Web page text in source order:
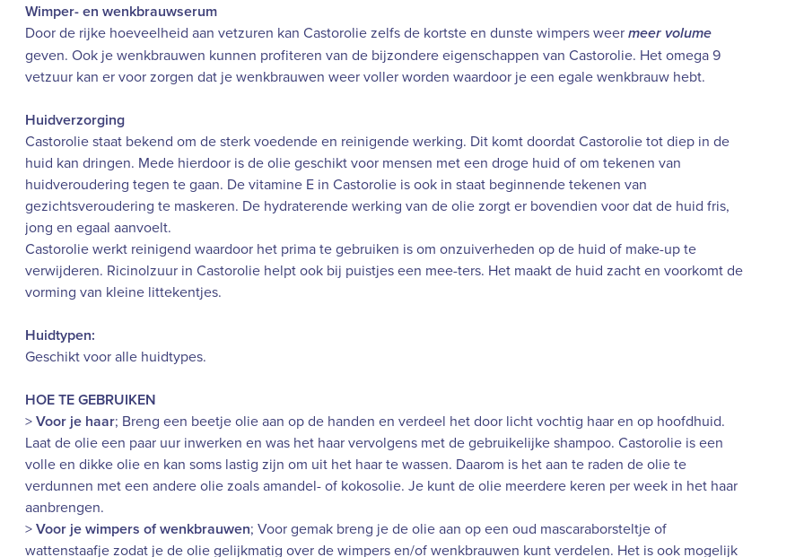
Wimper- en wenkbrauwserum
Door de rijke hoeveelheid aan vetzuren kan Castorolie zelfs de kortste en dunste wimpers weer meer volume
geven. Ook je wenkbrauwen kunnen profiteren van de bijzondere eigenschappen van Castorolie. Het omega 9
vetzuur kan er voor zorgen dat je wenkbrauwen weer voller worden waardoor je een egale wenkbrauw hebt.
Huidverzorging
Castorolie staat bekend om de sterk voedende en reinigende werking. Dit komt doordat Castorolie tot diep in de
huid kan dringen. Mede hierdoor is de olie geschikt voor mensen met een droge huid of om tekenen van
huidveroudering tegen te gaan. De vitamine E in Castorolie is ook in staat beginnende tekenen van
gezichtsveroudering te maskeren. De hydraterende werking van de olie zorgt er bovendien voor dat de huid fris,
jong en egaal aanvoelt.
Castorolie werkt reinigend waardoor het prima te gebruiken is om onzuiverheden op de huid of make-up te
verwijderen. Ricinolzuur in Castorolie helpt ook bij puistjes een mee-ters. Het maakt de huid zacht en voorkomt de
vorming van kleine littekentjes.
Huidtypen:
Geschikt voor alle huidtypes.
HOE TE GEBRUIKEN
>Voor je haar; Breng een beetje olie aan op de handen en verdeel het door licht vochtig haar en op hoofdhuid.
Laat de olie een paar uur inwerken en was het haar vervolgens met de gebruikelijke shampoo. Castorolie is een
volle en dikke olie en kan soms lastig zijn om uit het haar te wassen. Daarom is het aan te raden de olie te
verdunnen met een andere olie zoals amandel- of kokosolie. Je kunt de olie meerdere keren per week in het haar
aanbrengen.
>Voor je wimpers of wenkbrauwen; Voor gemak breng je de olie aan op een oud mascaraborsteltje of
wattenstaafje zodat je de olie gelijkmatig over de wimpers en/of wenkbrauwen kunt verdelen. Het is ook mogelijk